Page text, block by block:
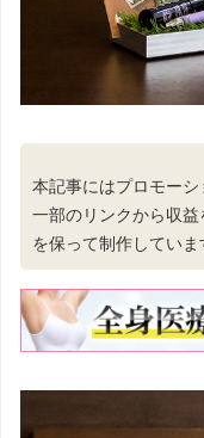
本記事にはプロモーシ
一部のリンクから収
を保って制作していま